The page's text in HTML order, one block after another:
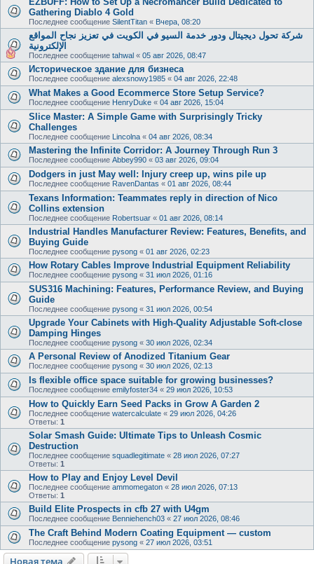
Gathering Diablo 4 Gold
Последнее сообщение SilentTitan « Вчера, 08:20
شركة تحول ديجيتال ودور خدمة السيو في الكويت في تعزيز نجاح المواقع
الإلكترونية
Последнее сообщение tahwal « 05 авг 2026, 08:47
Историческое здание для бизнеса
Последнее сообщение alexsnowy1985 « 04 авг 2026, 22:48
What Makes a Good Ecommerce Store Setup Service?
Последнее сообщение HenryDuke « 04 авг 2026, 15:04
Slice Master: A Simple Game with Surprisingly Tricky
Challenges
Последнее сообщение Lincolna « 04 авг 2026, 08:34
Mastering the Infinite Corridor: A Journey Through Run 3
Последнее сообщение Abbey990 « 03 авг 2026, 09:04
Dodgers in just May well: Injury creep up, wins pile up
Последнее сообщение RavenDantas « 01 авг 2026, 08:44
Texans Information: Teammates reply in direction of Nico
Collins extension
Последнее сообщение Robertsuar « 01 авг 2026, 08:14
Industrial Handles Manufacturer Review: Features, Benefits, and
Buying Guide
Последнее сообщение pysong « 01 авг 2026, 02:23
How Rotary Cables Improve Industrial Equipment Reliability
Последнее сообщение pysong « 31 июл 2026, 01:16
SUS316 Machining: Features, Performance Review, and Buying
Guide
Последнее сообщение pysong « 31 июл 2026, 00:54
Upgrade Your Cabinets with High-Quality Adjustable Soft-close
Damping Hinges
Последнее сообщение pysong « 30 июл 2026, 02:34
A Personal Review of Anodized Titanium Gear
Последнее сообщение pysong « 30 июл 2026, 02:13
Is flexible office space suitable for growing businesses?
Последнее сообщение emilyfoster34 « 29 июл 2026, 10:53
How to Quickly Earn Seed Packs in Grow A Garden 2
Последнее сообщение watercalculate « 29 июл 2026, 04:26
Ответы: 1
Solar Smash Guide: Ultimate Tips to Unleash Cosmic
Destruction
Последнее сообщение squadlegitimate « 28 июл 2026, 07:27
Ответы: 1
How to Play and Enjoy Level Devil
Последнее сообщение ammomegaton « 28 июл 2026, 07:13
Ответы: 1
Build Elite Prospects in cfb 27 with U4gm
Последнее сообщение Benniehench03 « 27 июл 2026, 08:46
The Craft Behind Modern Coating Equipment — custom
Последнее сообщение pysong « 27 июл 2026, 03:51
Новая тема